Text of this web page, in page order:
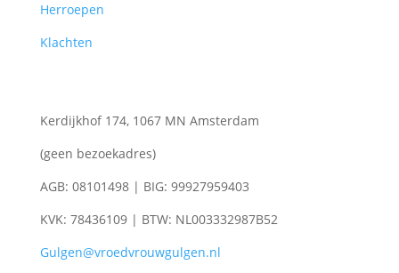
Herroepen
Klachten
Kerdijkhof 174, 1067 MN Amsterdam
(geen bezoekadres)
AGB: 08101498 | BIG: 99927959403
KVK: 78436109 | BTW: NL003332987B52
Gulgen@vroedvrouwgulgen.nl